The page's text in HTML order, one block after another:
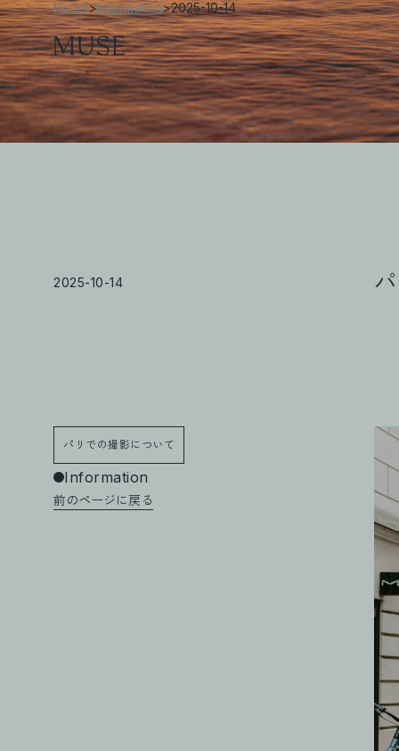
Home>Information>2025-10-14
2025-10-14
パリでの撮影について
Information
前のページに戻る